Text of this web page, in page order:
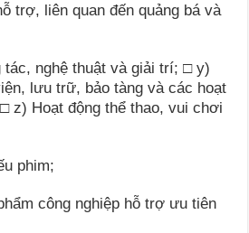
trợ, liên quan đến quảng bá và
tác, nghệ thuật và giải trí; □ y)
lưu trữ, bảo tàng và các hoạt
z) Hoạt động thể thao, vui chơi
phim;
công nghiệp hỗ trợ ưu tiên